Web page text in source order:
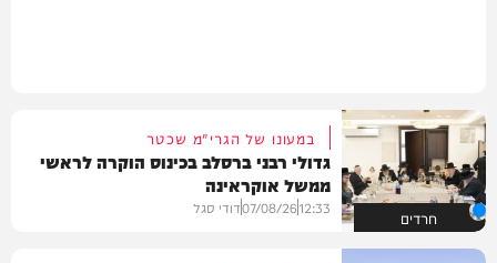
חרדים
במעונו של הגרי"מ שכטר
גדולי רבני ברסלב בכינוס הוקרה לראשי
ממשל אוקראינה
12:33
07/08/26דודי סגל